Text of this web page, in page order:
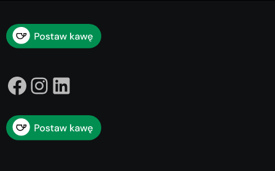
Facebook
Instagram
LinkedIn